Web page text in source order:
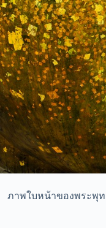
ภาพใบหน้าของพระพุท